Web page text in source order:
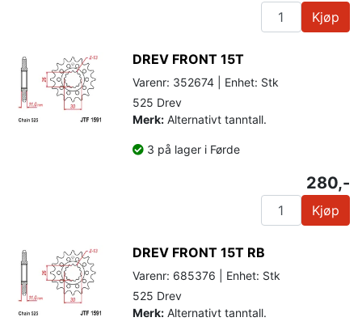
Kjøp
DREV FRONT 15T
Varenr: 352674 | Enhet: Stk
525 Drev
Merk: Alternativt tanntall.
3 på lager i Førde
280,-
Kjøp
DREV FRONT 15T RB
Varenr: 685376 | Enhet: Stk
525 Drev
Merk: Alternativt tanntall.